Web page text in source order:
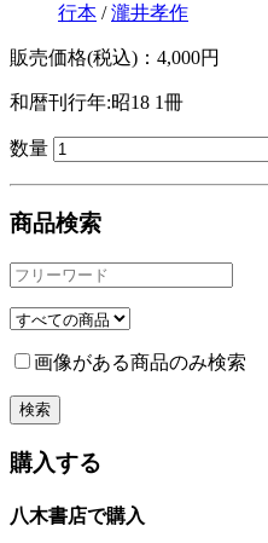
行本 /瀧井孝作
販売価格(税込)：4,000円
和暦刊行年:昭18 1冊
数量
商品検索
画像がある商品のみ検索
購入する
八木書店で購入